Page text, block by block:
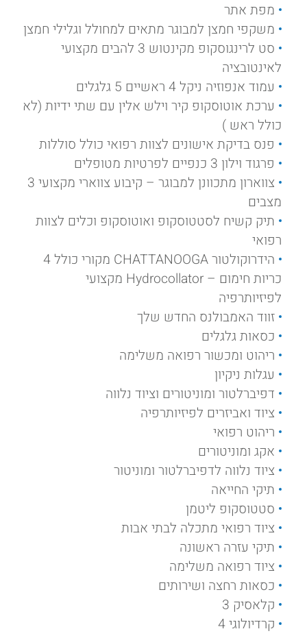
מפת אתר
משקפי חמצן למבוגר מתאים למחולל וגלילי חמצן
סט לרינגוסקופ מקינטוש 3 להבים מקצועי
לאינטובציה
עמוד אנפוזיה ניקל 4 ראשיים 5 גלגלים
ערכת אוטוסקופ קיר וילש אלין עם שתי ידיות (לא
כולל ראש )
פנס בדיקת אישונים לצוות רפואי כולל סוללות
פרגוד וילון 3 כנפיים לפרטיות מטופלים
צווארון מתכוונן למבוגר – קיבוע צווארי מקצועי 3
מצבים
תיק קשיח לסטטוסקופ ואוטוסקופ וכלים לצוות
רפואי
הידרוקולטור CHATTANOOGA מקורי כולל 4
כריות חימום – Hydrocollator מקצועי
לפיזיותרפיה
זווד האמבולנס החדש שלך
כסאות גלגלים
ריהוט ומכשור רפואה משלימה
עגלות ניקיון
דפיברלטור ומוניטורים וציוד נלווה
ציוד ואביזרים לפיזיותרפיה
ריהוט רפואי
אקג ומוניטורים
ציוד נלווה לדפיברלטור ומוניטור
תיקי החייאה
סטטוסקופ ליטמן
ציוד רפואי מתכלה לבתי אבות
תיקי עזרה ראשונה
ציוד רפואה משלימה
כסאות רחצה ושירותים
קלאסיק 3
קרדיולוגי 4